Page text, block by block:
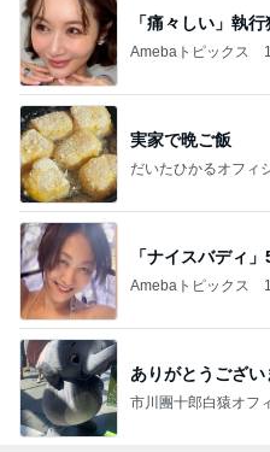
「痛々しい」執
Amebaトピックス
実家で晩ご飯
だいたひかるオフィ
「ナイスバディ
Amebaトピックス
ありがとうござい
市川團十郎白猿オフ